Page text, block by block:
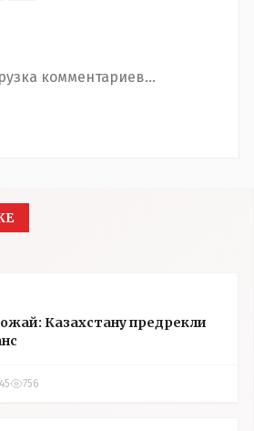
комментариев...
Казахстану предрекли
756